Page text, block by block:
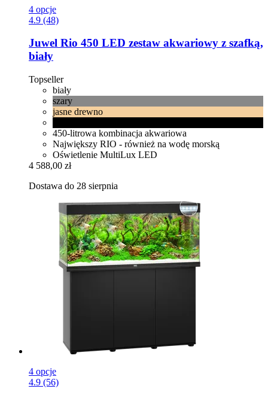
4 opcje
4.9 (48)
Juwel Rio 450 LED zestaw akwariowy z szafką,
biały
Topseller
biały
szary
jasne drewno
450-litrowa kombinacja akwariowa
Największy RIO - również na wodę morską
Oświetlenie MultiLux LED
4 588,00 zł
Dostawa do 28 sierpnia
4 opcje
4.9 (56)